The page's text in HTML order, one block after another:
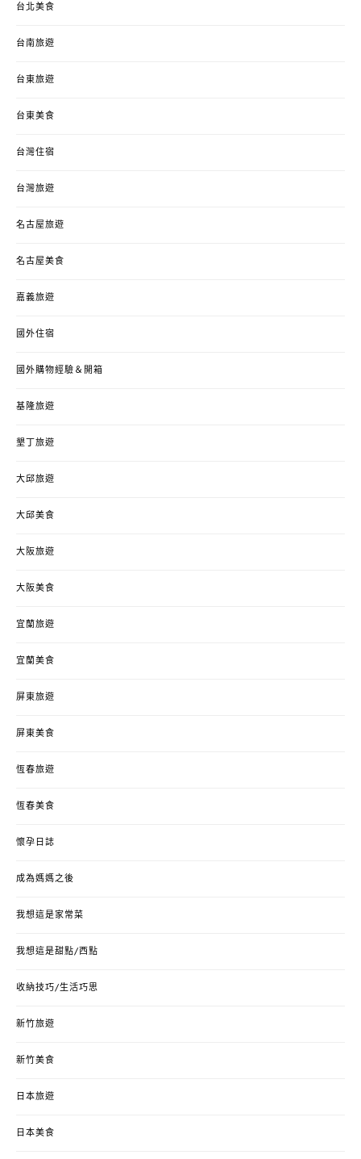
台北美食
台南旅遊
台東旅遊
台東美食
台灣住宿
台灣旅遊
名古屋旅遊
名古屋美食
嘉義旅遊
國外住宿
國外購物經驗＆開箱
基隆旅遊
墾丁旅遊
大邱旅遊
大邱美食
大阪旅遊
大阪美食
宜蘭旅遊
宜蘭美食
屏東旅遊
屏東美食
恆春旅遊
恆春美食
懷孕日誌
成為媽媽之後
我想這是家常菜
我想這是甜點/西點
收納技巧/生活巧思
新竹旅遊
新竹美食
日本旅遊
日本美食